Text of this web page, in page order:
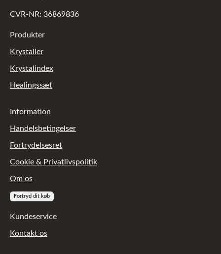
CVR-NR: 36869836
Produkter
Krystaller
Krystalindex
Healingssæt
Information
Handelsbetingelser
Fortrydelsesret
Cookie & Privatlivspolitik
Om os
Fortryd dit køb
Kundeservice
Kontakt os